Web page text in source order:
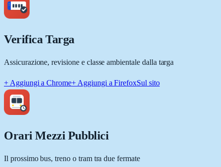
Verifica Targa
Assicurazione, revisione e classe ambientale dalla targa
+ Aggiungi a Chrome+ Aggiungi a FirefoxSul sito
Orari Mezzi Pubblici
Il prossimo bus, treno o tram tra due fermate